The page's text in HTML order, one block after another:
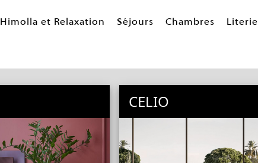
Himolla et Relaxation Séjours Chambres Literie
CELIO